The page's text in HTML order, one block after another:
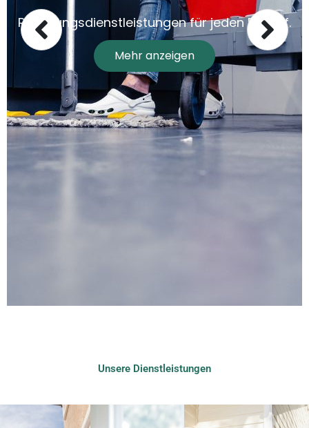
Reinigungsdienstleistungen für jeden Bedarf.
Mehr anzeigen
Unsere Dienstleistungen